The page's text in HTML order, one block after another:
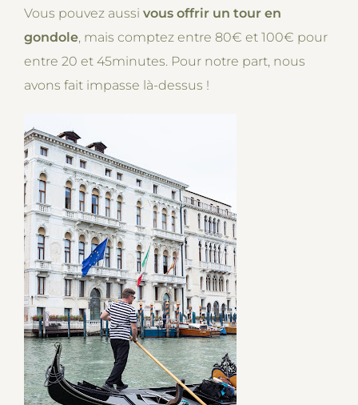
Vous pouvez aussi vous offrir un tour en
gondole, mais comptez entre 80€ et 100€ pour
entre 20 et 45minutes. Pour notre part, nous
avons fait impasse là-dessus !